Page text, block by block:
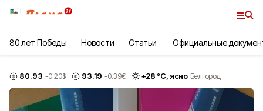
80 лет Победы Новости Статьи Официальные
80.93 -0.20$ 93.19 -0.39€ +28 °С, ясно Белгород